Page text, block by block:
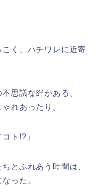
く、ハチワレに近寄
思議な絆がある。
れあったり。
ト!?」
とふれあう時間は、
った。